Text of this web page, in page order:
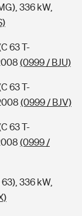
336 kW,
63 T-
(0999 / BJU)
63 T-
(0999 / BJV)
63 T-
(0999 /
336 kW,